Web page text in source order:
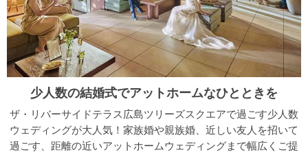
少人数の結婚式でアットホームなひとときを
ザ・リバーサイドテラス広島ツリーズスクエアで過ごす少人数
ウェディングが大人気！家族婚や親族婚、近しい友人を招いて
過ごす、距離の近いアットホームウェディングまで幅広くご提